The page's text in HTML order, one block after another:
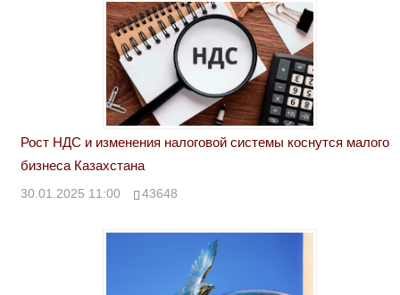
Рост НДС и изменения налоговой системы коснутся малого
бизнеса Казахстана
30.01.2025 11:00 43648